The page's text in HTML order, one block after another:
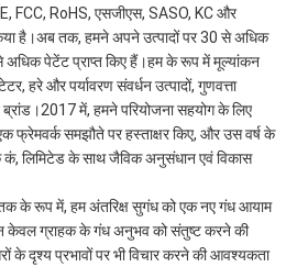
FCC, RoHS, एसजीएस, SASO, KC और
है।अब तक, हमने अपने उत्पादों पर 30 से अधिक
अधिक पेटेंट प्राप्त किए हैं।हम के रूप में मूल्यांकन
हरे और पर्यावरण संवर्धन उत्पादों, गुणवत्ता
ब्रांड।2017 में, हमने परियोजना सहयोग के लिए
फ्रेमवर्क समझौते पर हस्ताक्षर किए, और उस वर्ष के
कं, लिमिटेड के साथ जैविक अनुसंधान एवं विकास
के रूप में, हम अंतरिक्ष सुगंध को एक नए गंध आयाम
केवल ग्राहक के गंध अनुभव को संतुष्ट करने की
के दृश्य प्रभावों पर भी विचार करने की आवश्यकता